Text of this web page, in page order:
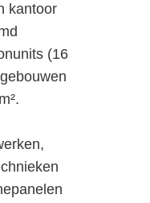
kantoor
(16